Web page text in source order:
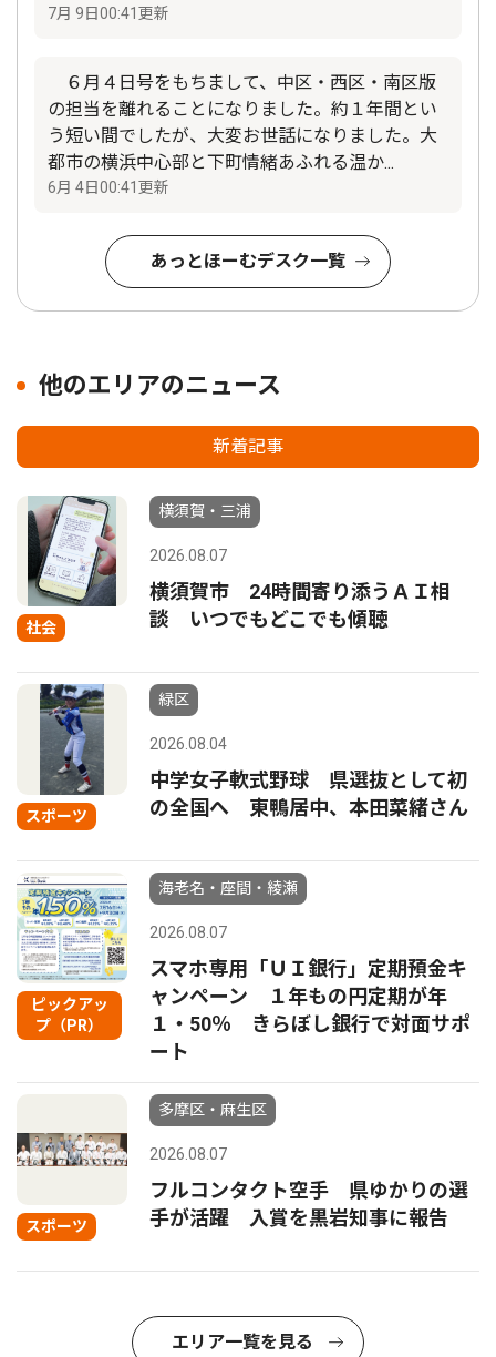
7月 9日00:41更新
６月４日号をもちまして、中区・西区・南区版
の担当を離れることになりました。約１年間とい
う短い間でしたが、大変お世話になりました。大
都市の横浜中心部と下町情緒あふれる温か...
6月 4日00:41更新
あっとほーむデスク一覧
他のエリアのニュース
新着記事
社会
横須賀・三浦
2026.08.07
横須賀市 24時間寄り添うＡＩ相
談 いつでもどこでも傾聴
スポーツ
緑区
2026.08.04
中学女子軟式野球 県選抜として初
の全国へ 東鴨居中、本田菜緒さん
ピックアッ
プ（PR）
海老名・座間・綾瀬
2026.08.07
スマホ専用「ＵＩ銀行」定期預金キ
ャンペーン １年もの円定期が年
１・50％ きらぼし銀行で対面サポ
ート
スポーツ
多摩区・麻生区
2026.08.07
フルコンタクト空手 県ゆかりの選
手が活躍 入賞を黒岩知事に報告
エリア一覧を見る